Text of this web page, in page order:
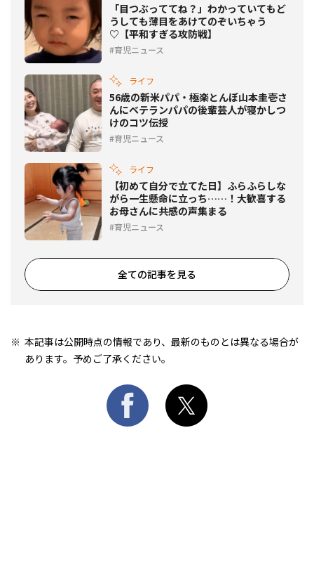
「目つぶっててね？」わかっていてもど
うしても薄目をあけてのぞいちゃう
♡【平和すぎる攻防戦】
育児ニュース
ライフ
56歳の新米パパ・極楽とんぼ山本圭壱さ
んにベテランパパの後輩芸人が寝かしつ
けのコツ伝授
育児ニュース
ライフ
【初めて自分で立てた日】ふらふらしな
がら一生懸命に立っち……！大歓喜する
お母さんに共感の声集まる
育児ニュース
全ての記事を見る
本記事は公開時点の情報であり、最新のものとは異なる場合が
あります。予めご了承ください。